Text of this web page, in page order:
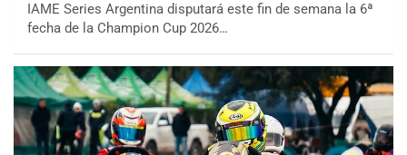
IAME Series Argentina disputará este fin de semana la 6ª
fecha de la Champion Cup 2026…